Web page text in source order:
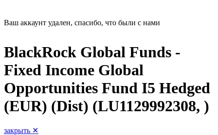
Ваш аккаунт удален, спасибо, что были с нами
BlackRock Global Funds -
Fixed Income Global
Opportunities Fund I5 Hedged
(EUR) (Dist) (LU1129992308, )
закрыть ✕